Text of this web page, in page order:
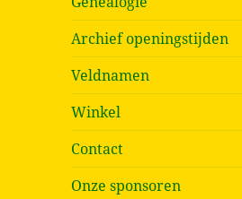
Archief openingstijden
Veldnamen
Winkel
Contact
Onze sponsoren